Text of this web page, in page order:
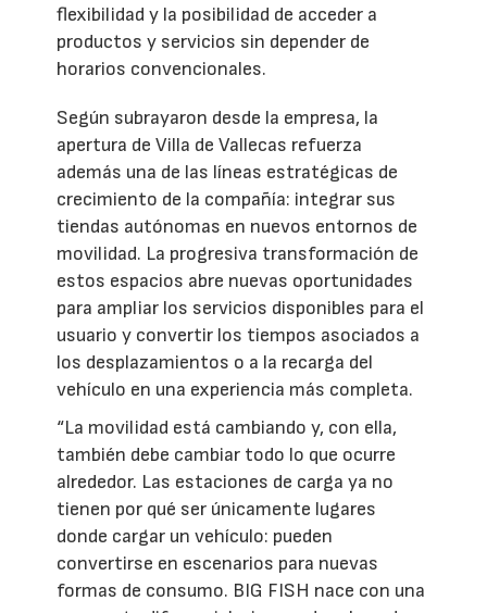
flexibilidad y la posibilidad de acceder a
productos y servicios sin depender de
horarios convencionales.
Según subrayaron desde la empresa, la
apertura de Villa de Vallecas refuerza
además una de las líneas estratégicas de
crecimiento de la compañía: integrar sus
tiendas autónomas en nuevos entornos de
movilidad. La progresiva transformación de
estos espacios abre nuevas oportunidades
para ampliar los servicios disponibles para el
usuario y convertir los tiempos asociados a
los desplazamientos o a la recarga del
vehículo en una experiencia más completa.
“La movilidad está cambiando y, con ella,
también debe cambiar todo lo que ocurre
alrededor. Las estaciones de carga ya no
tienen por qué ser únicamente lugares
donde cargar un vehículo: pueden
convertirse en escenarios para nuevas
formas de consumo. BIG FISH nace con una